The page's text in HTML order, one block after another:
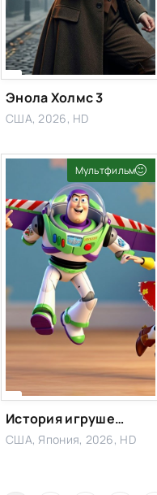
Энола Холмс 3
США, 2026, HD
Фильм
Мультфильм
История игрушек 5
США, Япония, 2026, HD